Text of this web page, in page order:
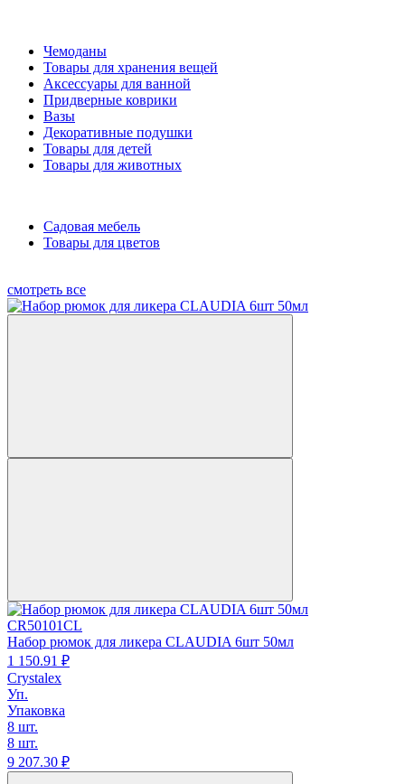
Чемоданы
Товары для хранения вещей
Аксессуары для ванной
Придверные коврики
Вазы
Декоративные подушки
Товары для детей
Товары для животных
Садовая мебель
Товары для цветов
смотреть все
CR50101CL
Набор рюмок для ликера CLAUDIA 6шт 50мл
1 150.91 ₽
Crystalex
Уп.
Упаковка
8 шт.
8 шт.
9 207.30 ₽